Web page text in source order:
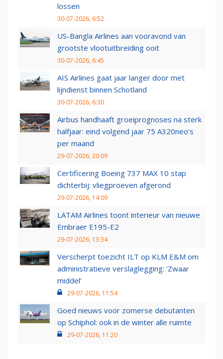
lossen
30-07-2026, 6:52
US-Bangla Airlines aan vooravond van
grootste vlootuitbreiding ooit
30-07-2026, 6:45
AIS Airlines gaat jaar langer door met
lijndienst binnen Schotland
30-07-2026, 6:30
Airbus handhaaft groeiprognoses na sterk
halfjaar: eind volgend jaar 75 A320neo’s
per maand
29-07-2026, 20:09
Certificering Boeing 737 MAX 10 stap
dichterbij: vliegproeven afgerond
29-07-2026, 14:09
LATAM Airlines toont interieur van nieuwe
Embraer E195-E2
29-07-2026, 13:34
Verscherpt toezicht ILT op KLM E&M om
administratieve verslaglegging: ‘Zwaar
middel’
29-07-2026, 11:54
Goed nieuws voor zomerse debutanten
op Schiphol: ook in de winter alle ruimte
29-07-2026, 11:20